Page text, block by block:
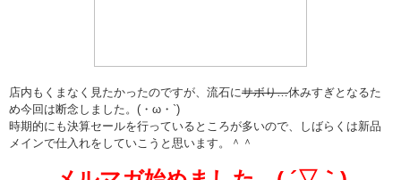
店内もくまなく見たかったのですが、流石にサボり…休みすぎとなるた
め今回は断念しました。(・ω・`)
時期的にも決算セールを行っているところが多いので、しばらくは新品
メインで仕入れをしていこうと思います。＾＾